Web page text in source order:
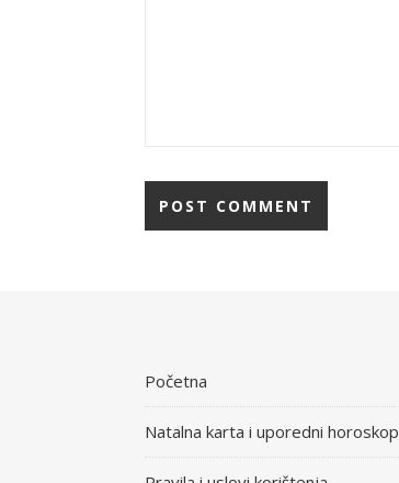
Početna
Natalna karta i uporedni horoskop